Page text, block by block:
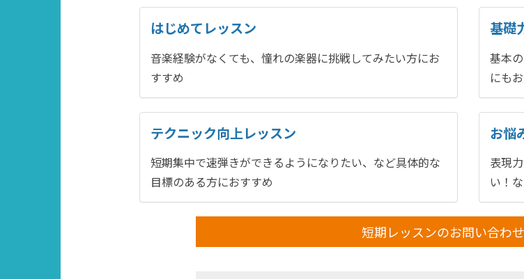
はじめてレッスン
音楽経験がなくても、憧れの楽器に挑戦してみたい方にお
すすめ
基礎
基本
にも
テクニック向上レッスン
短期集中で速弾きができるようになりたい、など具体的な
目標のある方におすすめ
お悩
表現
い！
短期レッスンのお問い合わ